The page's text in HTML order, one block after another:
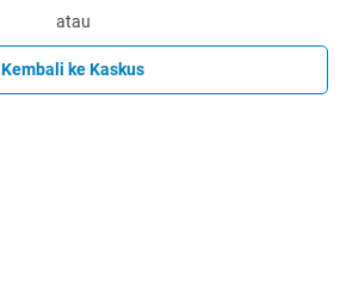
atau
Kembali ke Kaskus